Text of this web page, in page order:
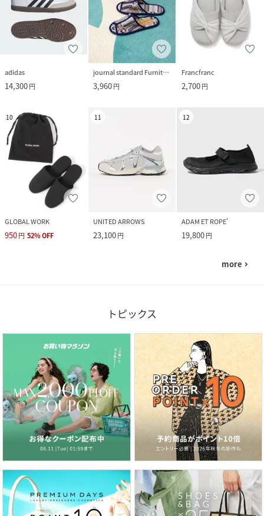
adidas
14,300円
journal standard Furniture
3,960円
Francfranc
2,700円
10
GLOBAL WORK
950円 52%OFF
11
UNITED ARROWS
23,100円
12
ADAM ET ROPE'
19,800円
more navigate_next
トピックス